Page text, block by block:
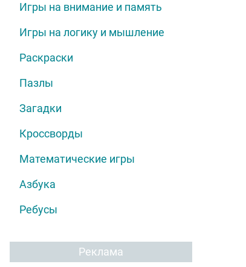
Игры на внимание и память
Игры на логику и мышление
Раскраски
Пазлы
Загадки
Кроссворды
Математические игры
Азбука
Ребусы
Реклама